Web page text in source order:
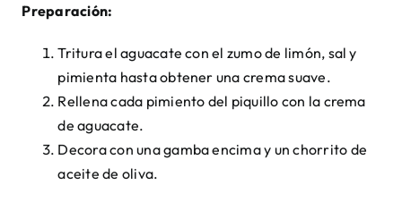
Preparación:
Tritura el aguacate con el zumo de limón, sal y
pimienta hasta obtener una crema suave.
Rellena cada pimiento del piquillo con la crema
de aguacate.
Decora con una gamba encima y un chorrito de
aceite de oliva.